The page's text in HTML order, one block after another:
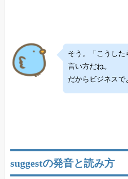
そう。「こうした
言い方だね。
だからビジネスで
suggestの発音と読み方